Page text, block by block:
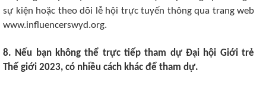
sự kiện hoặc theo dõi lễ hội trực tuyến thông qua trang web
www.influencerswyd.org.
8. Nếu bạn không thể trực tiếp tham dự Đại hội Giới trẻ
Thế giới 2023, có nhiều cách khác để tham dự.